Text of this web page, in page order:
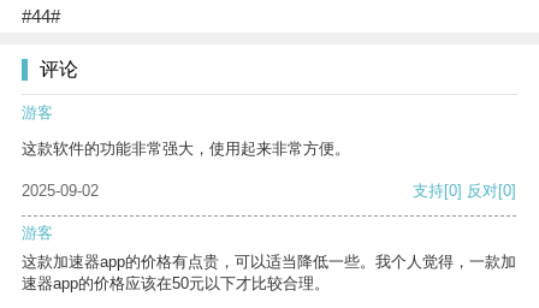
#44#
评论
游客
这款软件的功能非常强大，使用起来非常方便。
2025-09-02 支持[0] 反对[0]
游客
这款加速器app的价格有点贵，可以适当降低一些。我个人觉得，一款加
速器app的价格应该在50元以下才比较合理。